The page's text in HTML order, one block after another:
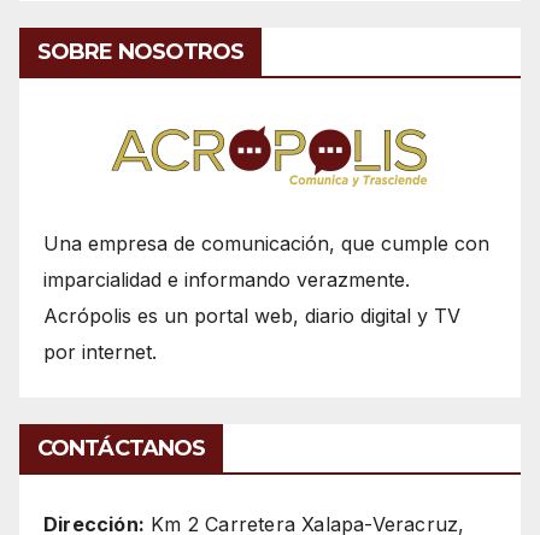
SOBRE NOSOTROS
Una empresa de comunicación, que cumple con
imparcialidad e informando verazmente.
Acrópolis es un portal web, diario digital y TV
por internet.
CONTÁCTANOS
Dirección: Km 2 Carretera Xalapa-Veracruz,